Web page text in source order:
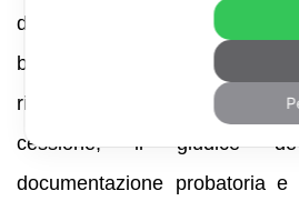
dimostrare l’inclusione dello
blocco ceduto, salvo che il
riconosciuta . Quando il
cessione, il giudice
documentazione probatoria